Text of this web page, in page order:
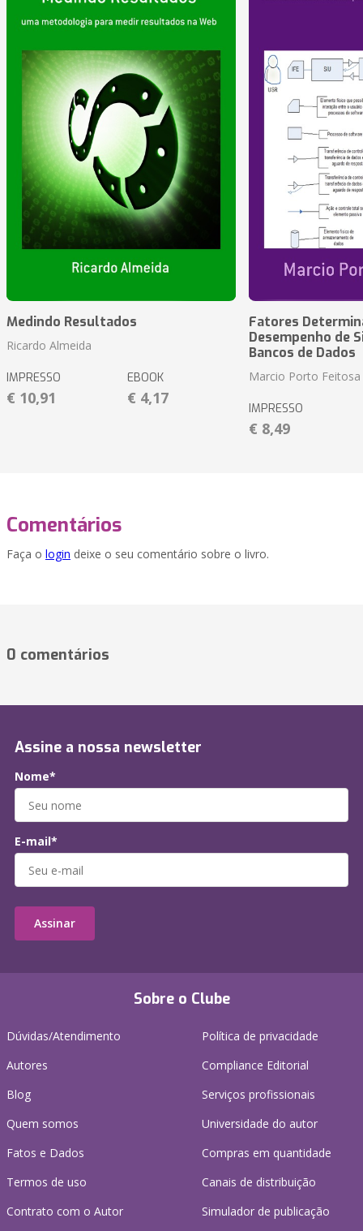
Medindo Resultados
Ricardo Almeida
IMPRESSO
€ 10,91
EBOOK
€ 4,17
Fatores
Desempenho de
Bancos de Dados
Marcio Porto Feitosa
IMPRESSO
€ 8,49
Comentários
Faça o login deixe o seu comentário sobre o livro.
0 comentários
Sobre o Clube
Dúvidas/Atendimento
Autores
Blog
Quem somos
Fatos e Dados
Termos de uso
Contrato com o Autor
Política de privacidade
Compliance Editorial
Serviços profissionais
Universidade do autor
Compras em quantidade
Canais de distribuição
Simulador de publicação
Assine a nossa newsletter
Nome*
E-mail*
Assinar